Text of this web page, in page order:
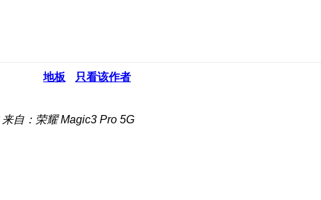
地板 只看该作者
来自：荣耀 Magic3 Pro 5G